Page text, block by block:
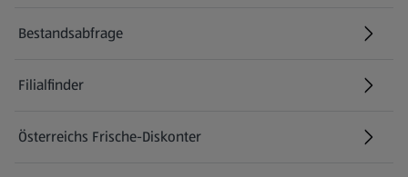
Bestandsabfrage
(öffnet in einem neuen Tab)
Filialfinder
Österreichs Frische-Diskonter